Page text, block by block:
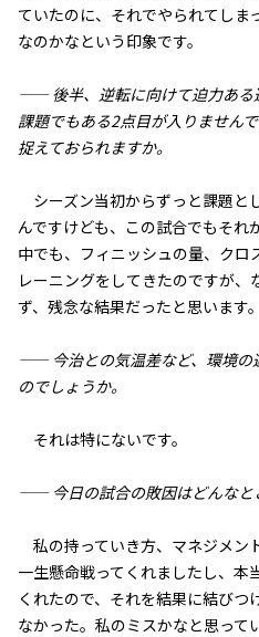
ていたのに、それでやられてしま
なのかなという印象です。
—— 後半、逆転に向けて迫力ある
課題でもある2点目が入りません
捉えておられますか。
シーズン当初からずっと課題と
んですけども、この試合でもそれ
中でも、フィニッシュの量、クロ
レーニングをしてきたのですが
ず、残念な結果だったと思います。
—— 今治との気温差など、環境の
のでしょうか。
それは特にないです。
—— 今日の試合の敗因はどんなと
私の持っていき方、マネジメン
一生懸命戦ってくれましたし、本
くれたので、それを結果に結び
なかった。私のミスかなと思って